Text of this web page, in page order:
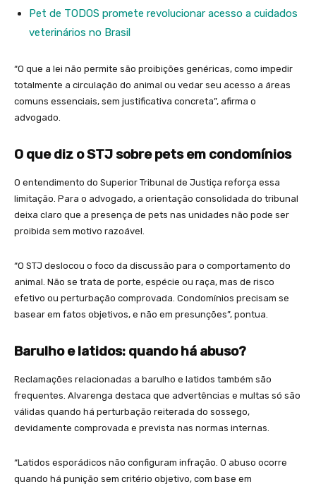
Pet de TODOS promete revolucionar acesso a cuidados
veterinários no Brasil
“O que a lei não permite são proibições genéricas, como impedir
totalmente a circulação do animal ou vedar seu acesso a áreas
comuns essenciais, sem justificativa concreta”, afirma o
advogado.
O que diz o STJ sobre pets em condomínios
O entendimento do Superior Tribunal de Justiça reforça essa
limitação. Para o advogado, a orientação consolidada do tribunal
deixa claro que a presença de pets nas unidades não pode ser
proibida sem motivo razoável.
“O STJ deslocou o foco da discussão para o comportamento do
animal. Não se trata de porte, espécie ou raça, mas de risco
efetivo ou perturbação comprovada. Condomínios precisam se
basear em fatos objetivos, e não em presunções”, pontua.
Barulho e latidos: quando há abuso?
Reclamações relacionadas a barulho e latidos também são
frequentes. Alvarenga destaca que advertências e multas só são
válidas quando há perturbação reiterada do sossego,
devidamente comprovada e prevista nas normas internas.
“Latidos esporádicos não configuram infração. O abuso ocorre
quando há punição sem critério objetivo, com base em